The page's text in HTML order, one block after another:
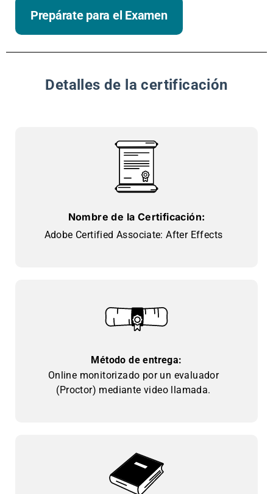
Prepárate para el Examen
Detalles de la certificación
Nombre de la Certificación:
Adobe Certified Associate: After Effects
Método de entrega:
Online monitorizado por un evaluador
(Proctor) mediante video llamada.